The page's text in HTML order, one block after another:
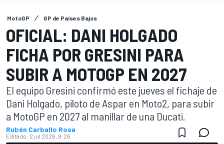
MotoGP GP de Países Bajos
OFICIAL: DANI HOLGADO
FICHA POR GRESINI PARA
SUBIR A MOTOGP EN 2027
El equipo Gresini confirmó este jueves el fichaje de
Dani Holgado, piloto de Aspar en Moto2, para subir
a MotoGP en 2027 al manillar de una Ducati.
Rubén Carballo Rosa
Editado: 2 jul 2026, 9:26